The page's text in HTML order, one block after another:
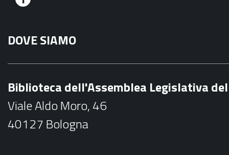
F
c
e
o
k
DOVE SIAMO
Biblioteca dell'Assemblea Legislativa
Viale Aldo Moro, 46
40127 Bologna